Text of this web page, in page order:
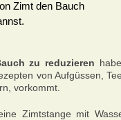
Zimt den Bauch
zu reduzieren
von Aufgüssen,
vorkommt.
Zimtstange mit